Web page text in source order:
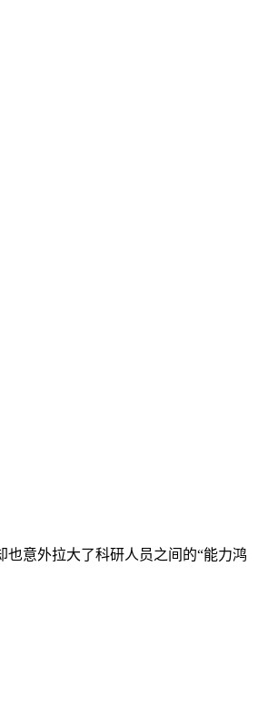
意外拉大了科研人员之间的“能力鸿